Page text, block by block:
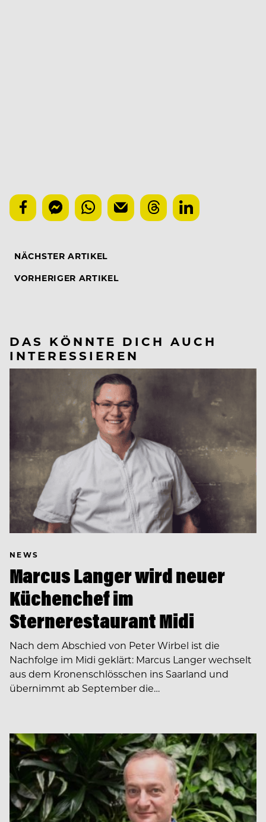
NÄCHSTER ARTIKEL
VORHERIGER ARTIKEL
DAS KÖNNTE DICH AUCH
INTERESSIEREN
NEWS
Marcus Langer wird neuer
Küchenchef im
Sternerestaurant Midi
Nach dem Abschied von Peter Wirbel ist die
Nachfolge im Midi geklärt: Marcus Langer wechselt
aus dem Kronenschlösschen ins Saarland und
übernimmt ab September die…